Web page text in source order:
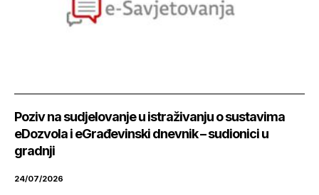
Poziv na sudjelovanje u istraživanju o sustavima
eDozvola i eGrađevinski dnevnik – sudionici u
gradnji
24/07/2026